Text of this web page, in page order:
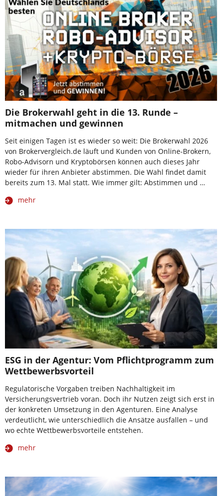
Die Brokerwahl geht in die 13. Runde –
mitmachen und gewinnen
Seit einigen Tagen ist es wieder so weit: Die Brokerwahl 2026
von Brokervergleich.de läuft und Kunden von Online-Brokern,
Robo-Advisorn und Kryptobörsen können auch dieses Jahr
wieder für ihren Anbieter abstimmen. Die Wahl findet damit
bereits zum 13. Mal statt. Wie immer gilt: Abstimmen und …
mehr
ESG in der Agentur: Vom Pflichtprogramm zum
Wettbewerbsvorteil
Regulatorische Vorgaben treiben Nachhaltigkeit im
Versicherungsvertrieb voran. Doch ihr Nutzen zeigt sich erst in
der konkreten Umsetzung in den Agenturen. Eine Analyse
verdeutlicht, wie unterschiedlich die Ansätze ausfallen – und
wo echte Wettbewerbsvorteile entstehen.
mehr